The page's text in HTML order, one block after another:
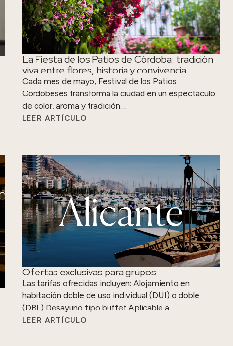
La Fiesta de los Patios de Córdoba: tradición
viva entre flores, historia y convivencia
Cada mes de mayo, Festival de los Patios
Cordobeses transforma la ciudad en un espectáculo
de color, aroma y tradición….
LEER ARTÍCULO
Ofertas exclusivas para grupos
Las tarifas ofrecidas incluyen: Alojamiento en
habitación doble de uso individual (DUI) o doble
(DBL) Desayuno tipo buffet Aplicable a…
LEER ARTÍCULO